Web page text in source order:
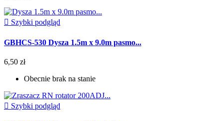
 Szybki podgląd
GBHCS-530 Dysza 1.5m x 9.0m pasmo...
6,50 zł
Obecnie brak na stanie
 Szybki podgląd